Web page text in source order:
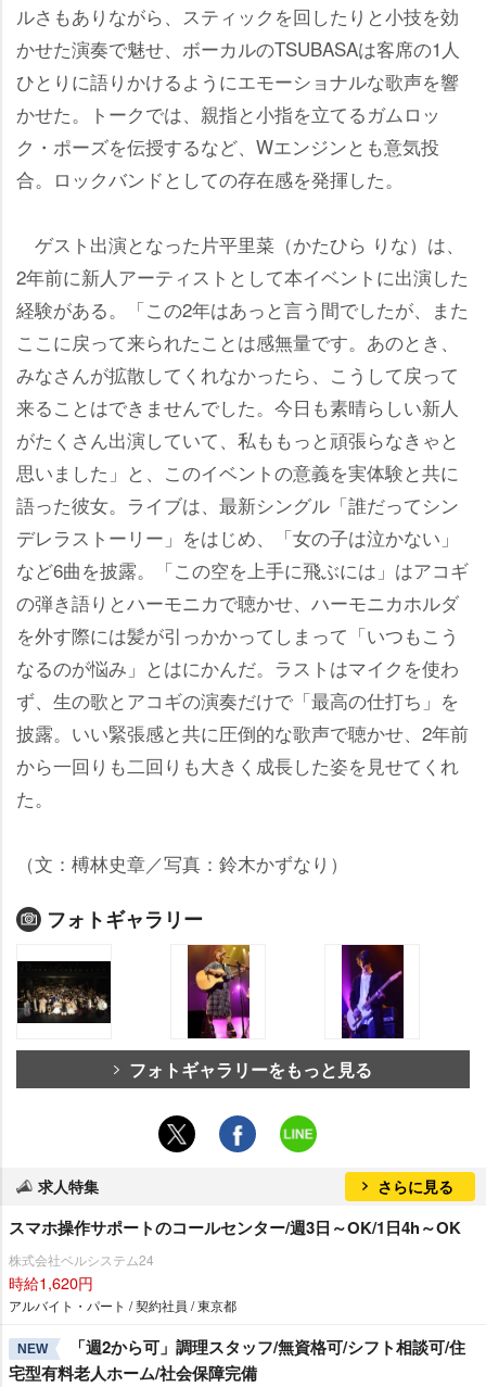
ルさもありながら、スティックを回したりと小技を効
かせた演奏で魅せ、ボーカルのTSUBASAは客席の1人
ひとりに語りかけるようにエモーショナルな歌声を響
かせた。トークでは、親指と小指を立てるガムロッ
ク・ポーズを伝授するなど、Wエンジンとも意気投
合。ロックバンドとしての存在感を発揮した。
ゲスト出演となった片平里菜（かたひら りな）は、
2年前に新人アーティストとして本イベントに出演した
経験がある。「この2年はあっと言う間でしたが、また
ここに戻って来られたことは感無量です。あのとき、
みなさんが拡散してくれなかったら、こうして戻って
来ることはできませんでした。今日も素晴らしい新人
がたくさん出演していて、私ももっと頑張らなきゃと
思いました」と、このイベントの意義を実体験と共に
語った彼女。ライブは、最新シングル「誰だってシン
デレラストーリー」をはじめ、「女の子は泣かない」
など6曲を披露。「この空を上手に飛ぶには」はアコギ
の弾き語りとハーモニカで聴かせ、ハーモニカホルダ
を外す際には髪が引っかかってしまって「いつもこう
なるのが悩み」とはにかんだ。ラストはマイクを使わ
ず、生の歌とアコギの演奏だけで「最高の仕打ち」を
披露。いい緊張感と共に圧倒的な歌声で聴かせ、2年前
から一回りも二回りも大きく成長した姿を見せてくれ
た。
（文：榑林史章／写真：鈴木かずなり）
フォトギャラリー
フォトギャラリーをもっと見る
求人特集 さらに見る
スマホ操作サポートのコールセンター/週3日～OK/1日4h～OK
株式会社ベルシステム24
時給1,620円
アルバイト・パート / 契約社員 / 東京都
NEW
「週2から可」調理スタッフ/無資格可/シフト相談可/住
宅型有料老人ホーム/社会保障完備